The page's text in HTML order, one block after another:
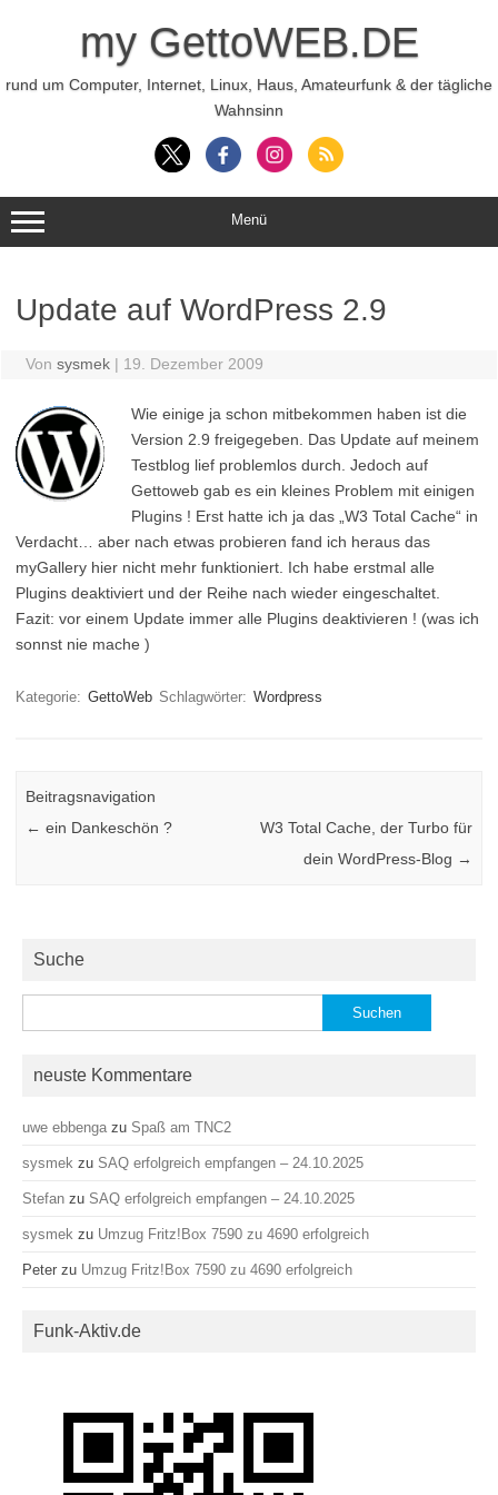
my GettoWEB.DE
rund um Computer, Internet, Linux, Haus, Amateurfunk & der tägliche
Wahnsinn
Menü
Update auf WordPress 2.9
Von sysmek | 19. Dezember 2009
Wie einige ja schon mitbekommen haben ist die
Version 2.9 freigegeben. Das Update auf meinem
Testblog lief problemlos durch. Jedoch auf
Gettoweb gab es ein kleines Problem mit einigen
Plugins ! Erst hatte ich ja das „W3 Total Cache“ in
Verdacht… aber nach etwas probieren fand ich heraus das
myGallery hier nicht mehr funktioniert. Ich habe erstmal alle
Plugins deaktiviert und der Reihe nach wieder eingeschaltet.
Fazit: vor einem Update immer alle Plugins deaktivieren ! (was ich
sonnst nie mache )
Kategorie: GettoWeb Schlagwörter: Wordpress
Beitragsnavigation
← ein Dankeschön ?
W3 Total Cache, der Turbo für
dein WordPress-Blog →
Suche
nach:
neuste Kommentare
uwe ebbenga zu Spaß am TNC2
sysmek zu SAQ erfolgreich empfangen – 24.10.2025
Stefan zu SAQ erfolgreich empfangen – 24.10.2025
sysmek zu Umzug Fritz!Box 7590 zu 4690 erfolgreich
Peter zu Umzug Fritz!Box 7590 zu 4690 erfolgreich
Funk-Aktiv.de